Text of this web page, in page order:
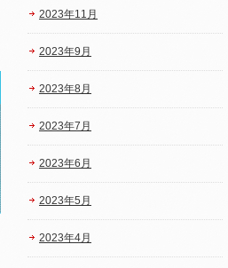
2023年11月
2023年9月
2023年8月
2023年7月
2023年6月
2023年5月
2023年4月